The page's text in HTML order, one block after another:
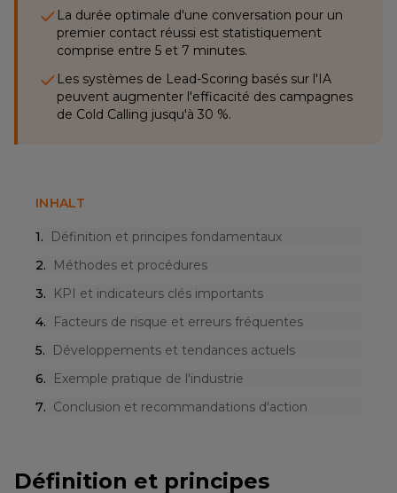
La durée optimale d'une conversation pour un
premier contact réussi est statistiquement
comprise entre 5 et 7 minutes.
Les systèmes de Lead-Scoring basés sur l'IA
peuvent augmenter l'efficacité des campagnes
de Cold Calling jusqu'à 30 %.
INHALT
1.
Définition et principes fondamentaux
2.
Méthodes et procédures
3.
KPI et indicateurs clés importants
4.
Facteurs de risque et erreurs fréquentes
5.
Développements et tendances actuels
6.
Exemple pratique de l'industrie
7. Conclusion et recommandations d'action
Définition et principes